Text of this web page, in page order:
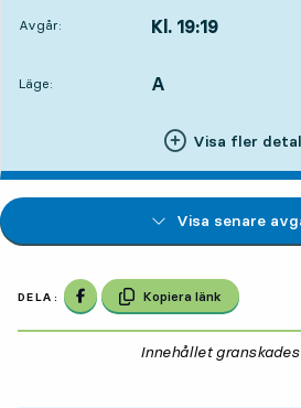
Avgår: Kl. 19:19
Läge:
LÄGE, A
,
Visa fler
Visa senare
DELA: Dela på Facebook
Kopiera länk
Innehållet